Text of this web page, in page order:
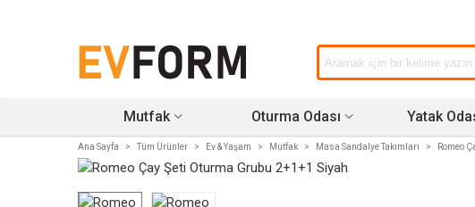
Mutfak Oturma Odası Yatak
Ana Sayfa > Tüm Ürünler > Ev & Yaşam > Mutfak > Masa Sandalye Takımları > Romeo